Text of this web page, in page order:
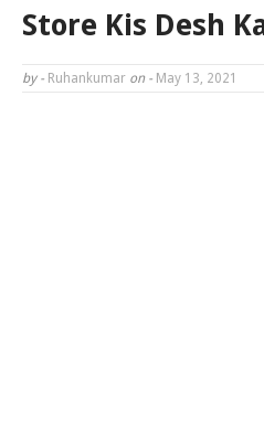
Store Kis Desh
by - Ruhankumar on - May 13, 2021